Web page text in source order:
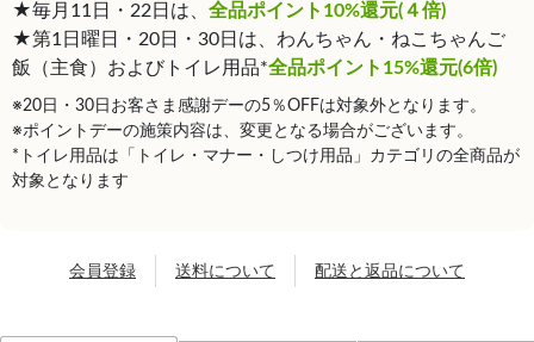
★毎月11日・22日は、 全品ポイント10%還元(４倍)
★第1日曜日・20日・30日は、わんちゃん・ねこちゃんご
飯（主食）およびトイレ用品*全品ポイント15%還元(6倍)
※20日・30日お客さま感謝デーの5％OFFは対象外となります。
※ポイントデーの施策内容は、変更となる場合がございます。
*トイレ用品は「トイレ・マナー・しつけ用品」カテゴリの全商品が
対象となります
会員登録 送料について 配送と返品について